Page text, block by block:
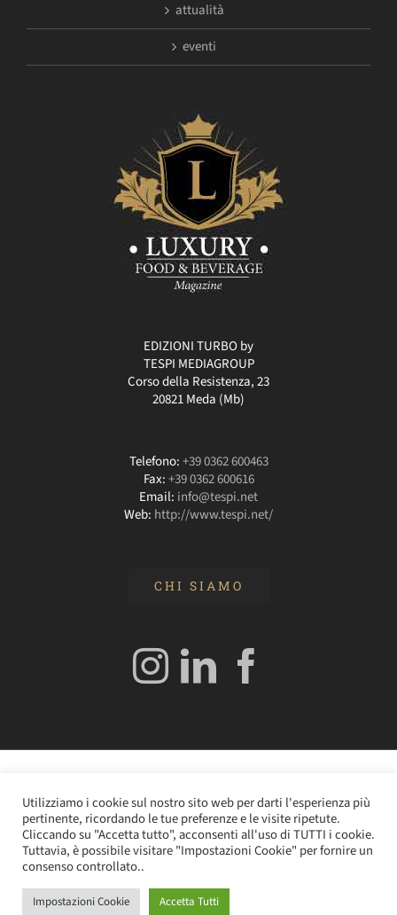
attualità
eventi
EDIZIONI TURBO by
TESPI MEDIAGROUP
Corso della Resistenza, 23
20821 Meda (Mb)
Telefono:+39 0362 600463
Fax:+39 0362 600616
Email: info@tespi.net
Web: http://www.tespi.net/
CHI SIAMO
Angelo Frigerio -Cookie Policy–Privacy Policy- P.IVA
0362610964
InstagramLinkedIn
Utilizziamo i cookie sul nostro sito web per darti l'esperienza più
pertinente, ricordando le tue preferenze e le visite ripetute.
Cliccando su "Accetta tutto", acconsenti all'uso di TUTTI i cookie.
Tuttavia, è possibile visitare "Impostazioni Cookie" per fornire un
consenso controllato..
Impostazioni Cookie Accetta Tutti